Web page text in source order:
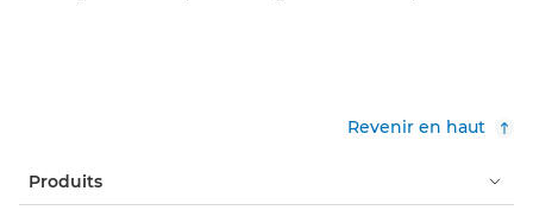
Revenir en haut
Produits